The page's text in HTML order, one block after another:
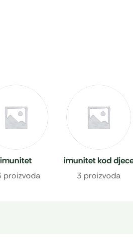
imunitet
proizvoda
imunitet kod
3 proizvoda